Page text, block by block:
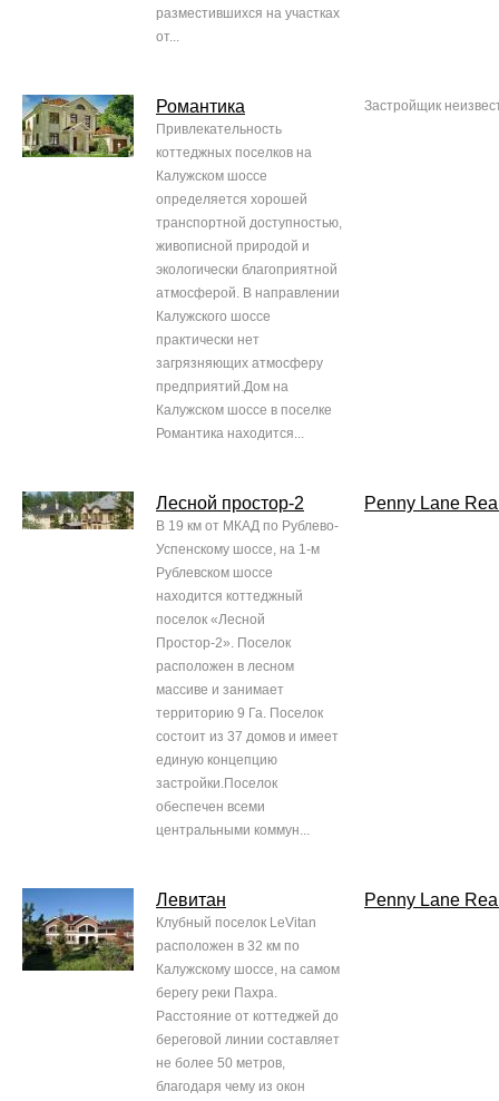
разместившихся на участках
от...
Романтика
Привлекательность
коттеджных поселков на
Калужском шоссе
определяется хорошей
транспортной доступностью,
живописной природой и
экологически благоприятной
атмосферой. В направлении
Калужского шоссе
практически нет
загрязняющих атмосферу
предприятий.Дом на
Калужском шоссе в поселке
Романтика находится...
Застройщик
Лесной простор-2
В 19 км от МКАД по Рублево-
Успенскому шоссе, на 1-м
Рублевском шоссе
находится коттеджный
поселок «Лесной
Простор-2». Поселок
расположен в лесном
массиве и занимает
территорию 9 Га. Поселок
состоит из 37 домов и имеет
единую концепцию
застройки.Поселок
обеспечен всеми
центральными коммун...
Penny Lane
Левитан
Клубный поселок LeVitan
расположен в 32 км по
Калужскому шоссе, на самом
берегу реки Пахра.
Расстояние от коттеджей до
береговой линии составляет
не более 50 метров,
благодаря чему из окон
Penny Lane